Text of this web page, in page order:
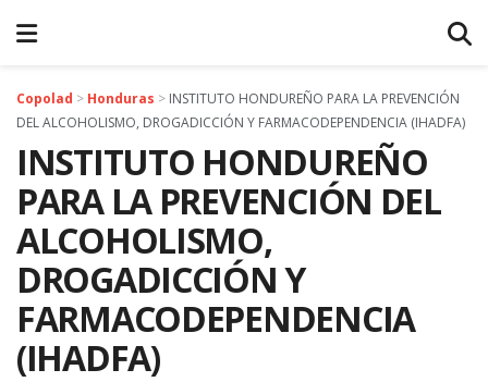
Copolad > Honduras > INSTITUTO HONDUREÑO PARA LA PREVENCIÓN
DEL ALCOHOLISMO, DROGADICCIÓN Y FARMACODEPENDENCIA (IHADFA)
INSTITUTO HONDUREÑO
PARA LA PREVENCIÓN DEL
ALCOHOLISMO,
DROGADICCIÓN Y
FARMACODEPENDENCIA
(IHADFA)